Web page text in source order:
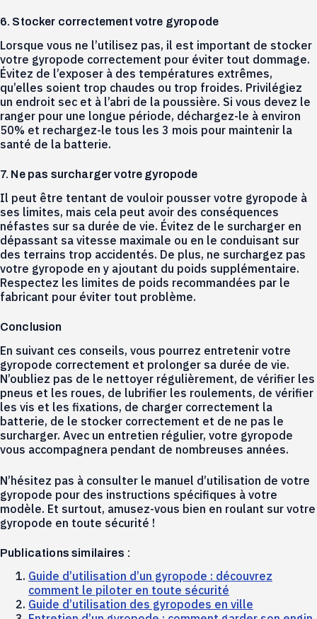
6. Stocker correctement votre gyropode
Lorsque vous ne l’utilisez pas, il est important de stocker
votre gyropode correctement pour éviter tout dommage.
Évitez de l’exposer à des températures extrêmes,
qu’elles soient trop chaudes ou trop froides. Privilégiez
un endroit sec et à l’abri de la poussière. Si vous devez le
ranger pour une longue période, déchargez-le à environ
50% et rechargez-le tous les 3 mois pour maintenir la
santé de la batterie.
7. Ne pas surcharger votre gyropode
Il peut être tentant de vouloir pousser votre gyropode à
ses limites, mais cela peut avoir des conséquences
néfastes sur sa durée de vie. Évitez de le surcharger en
dépassant sa vitesse maximale ou en le conduisant sur
des terrains trop accidentés. De plus, ne surchargez pas
votre gyropode en y ajoutant du poids supplémentaire.
Respectez les limites de poids recommandées par le
fabricant pour éviter tout problème.
Conclusion
En suivant ces conseils, vous pourrez entretenir votre
gyropode correctement et prolonger sa durée de vie.
N’oubliez pas de le nettoyer régulièrement, de vérifier les
pneus et les roues, de lubrifier les roulements, de vérifier
les vis et les fixations, de charger correctement la
batterie, de le stocker correctement et de ne pas le
surcharger. Avec un entretien régulier, votre gyropode
vous accompagnera pendant de nombreuses années.
N’hésitez pas à consulter le manuel d’utilisation de votre
gyropode pour des instructions spécifiques à votre
modèle. Et surtout, amusez-vous bien en roulant sur votre
gyropode en toute sécurité !
Publications similaires :
Guide d’utilisation d’un gyropode : découvrez
comment le piloter en toute sécurité
Guide d’utilisation des gyropodes en ville